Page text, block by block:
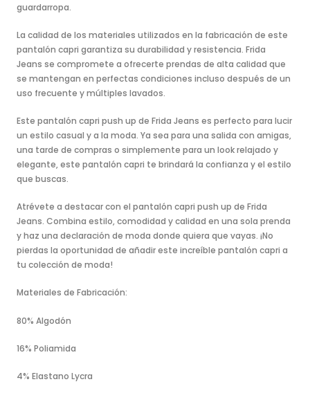
guardarropa.
La calidad de los materiales utilizados en la fabricación de este
pantalón capri garantiza su durabilidad y resistencia. Frida
Jeans se compromete a ofrecerte prendas de alta calidad que
se mantengan en perfectas condiciones incluso después de un
uso frecuente y múltiples lavados.
Este pantalón capri push up de Frida Jeans es perfecto para lucir
un estilo casual y a la moda. Ya sea para una salida con amigas,
una tarde de compras o simplemente para un look relajado y
elegante, este pantalón capri te brindará la confianza y el estilo
que buscas.
Atrévete a destacar con el pantalón capri push up de Frida
Jeans. Combina estilo, comodidad y calidad en una sola prenda
y haz una declaración de moda donde quiera que vayas. ¡No
pierdas la oportunidad de añadir este increíble pantalón capri a
tu colección de moda!
Materiales de Fabricación:
80% Algodón
16% Poliamida
4% Elastano Lycra